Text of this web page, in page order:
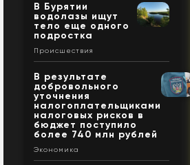
В Бурятии
водолазы ищут
тело еще одного
подростка
Происшествия
В результате
добровольного
уточнения
налогоплательщиками
налоговых рисков в
бюджет поступило
более 740 млн рублей
Экономика